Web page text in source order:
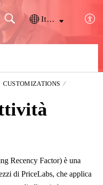
Italiano
CUSTOMIZATIONS
Recency Factor) è una
di PriceLabs, che applica